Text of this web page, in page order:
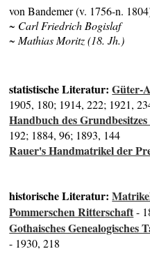
von Bandemer (v. 1756-n.
~ Carl Friedrich Bogislaf
~ Mathias Moritz (18. Jh.)
statistische Literatur:Güter-
1905, 180; 1914, 222; 1921,
Handbuch des
192; 1884, 96; 1893, 144
Rauer's Handmatrikel der
historische Literatur:
Pommerschen Ritterschaft-
Gothaisches Genealogisches
- 1930, 218